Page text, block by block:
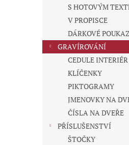
S HOTOVÝM
V PROPISCE
DÁRKOVÉ
GRAVÍROVÁNÍ
CEDULE
KLÍČENKY
PIKTOGRAMY
JMENOVKY NA
ČÍSLA NA DVEŘE
PŘÍSLUŠENSTVÍ
ŠTOČKY